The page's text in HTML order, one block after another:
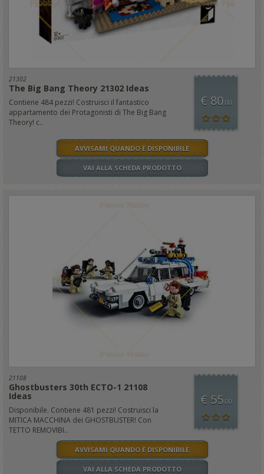
21302
The Big Bang Theory 21302 Ideas
Contiene 484 pezzi! Costruisci il fantastico
appartamento dei Protagonisti di The Big Bang
Theory! c..
€ 80,00
AVVISAMI QUANDO È DISPONIBILE
VAI ALLA SCHEDA PRODOTTO
21108
Ghostbusters 30th ECTO-1 21108
Ideas
Disponibile. Contiene 481 pezzi! Costruisci la
MITICA MACCHINA dei GHOSTBUSTER! Con
TETTO REMOVIBI..
€ 55,00
AVVISAMI QUANDO È DISPONIBILE
VAI ALLA SCHEDA PRODOTTO